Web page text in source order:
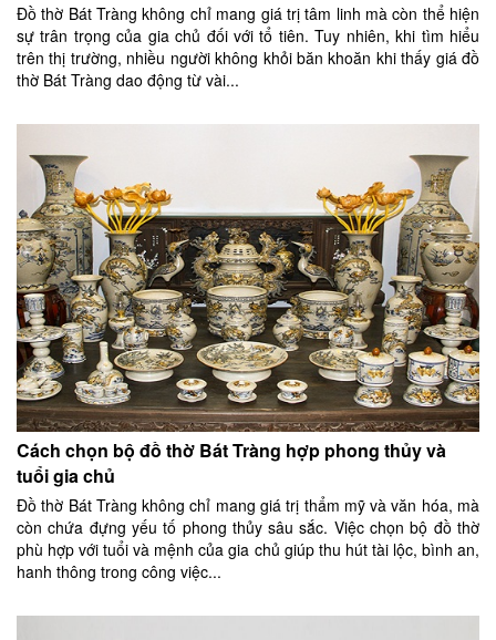
Đồ thờ Bát Tràng không chỉ mang giá trị tâm linh mà còn thể hiện
sự trân trọng của gia chủ đối với tổ tiên. Tuy nhiên, khi tìm hiểu
trên thị trường, nhiều người không khỏi băn khoăn khi thấy giá đồ
thờ Bát Tràng dao động từ vài...
Cách chọn bộ đồ thờ Bát Tràng hợp phong thủy và
tuổi gia chủ
Đồ thờ Bát Tràng không chỉ mang giá trị thẩm mỹ và văn hóa, mà
còn chứa đựng yếu tố phong thủy sâu sắc. Việc chọn bộ đồ thờ
phù hợp với tuổi và mệnh của gia chủ giúp thu hút tài lộc, bình an,
hanh thông trong công việc...